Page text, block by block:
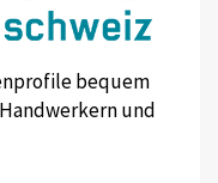
bequem
und